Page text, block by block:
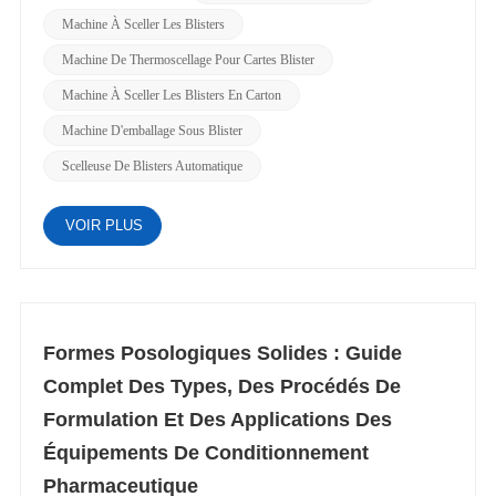
Machine À Sceller Les Blisters
Machine De Thermoscellage Pour Cartes Blister
Machine À Sceller Les Blisters En Carton
Machine D'emballage Sous Blister
Scelleuse De Blisters Automatique
VOIR PLUS
Formes Posologiques Solides : Guide
Complet Des Types, Des Procédés De
Formulation Et Des Applications Des
Équipements De Conditionnement
Pharmaceutique